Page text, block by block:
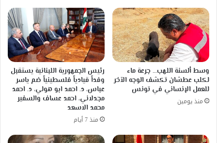
وسط ألسنة اللهب… جرعة ماء
لكلب عطشان تكشف الوجه الآخر
للعمل الإنساني في تونس
منذ يومين
رئيس الجمهورية اللبنانية يستقبل
وفداً قيادياً فلسطينياً ضم ياسر
عباس، د. احمد ابو هولي، د. احمد
مجدلاني، احمد عساف والسفير
محمد الاسعد
منذ 7 أيام